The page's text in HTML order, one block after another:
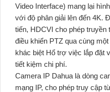
Video Interface) mang lại
với độ phân giải lên đến 4K.
tiến, HDCVI cho phép truyền
điều khiển PTZ qua cùng
khác biệt Hổ trợ việc lắp đặt
tiết kiệm chi phí.
Camera IP Dahua là dòng
mạng IP, cho phép truy cập